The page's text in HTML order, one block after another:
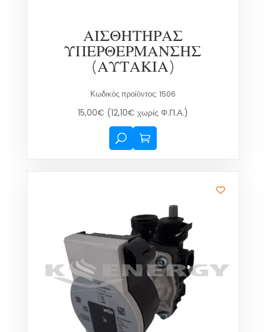
ΑΙΣΘΗΤΗΡΑΣ
ΥΠΕΡΘΕΡΜΑΝΣΗΣ
(ΑΥΤΑΚΙΑ)
Κωδικός προϊόντος: 1506
15,00€ (12,10€ χωρίς Φ.Π.Α.)